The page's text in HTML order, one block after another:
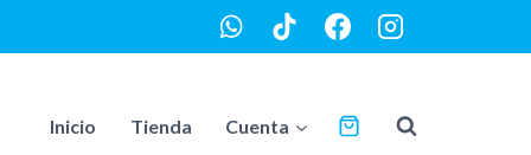
Inicio Tienda Cuenta